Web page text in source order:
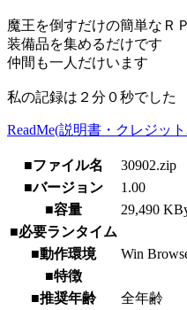
魔王を倒すだけの簡単なＲ
装備品を集めるだけです
仲間も一人だけいます
私の記録は２分０秒でした
ReadMe(説明書・クレジッ
■ファイル名
30902.zip
■バージョン
1.00
■容量
29,490
■必要ランタイム
■動作環境
Win
■特徴
■推奨年齢
全年齢